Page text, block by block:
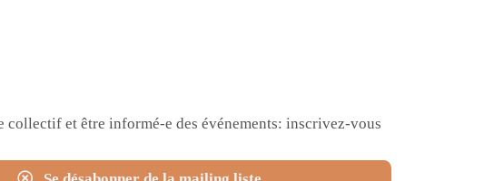
collectif et être informé-e des événements: inscrivez-vous